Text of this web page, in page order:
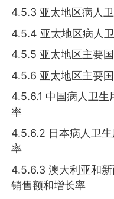
4.5.3 亚太地区病人
4.5.4 亚太地区病人
4.5.5 亚太地区主要
4.5.6 亚太地区主要
4.5.6.1 中国病人卫
率
4.5.6.2 日本病人卫
率
4.5.6.3 澳大利亚和新
销售额和增长率